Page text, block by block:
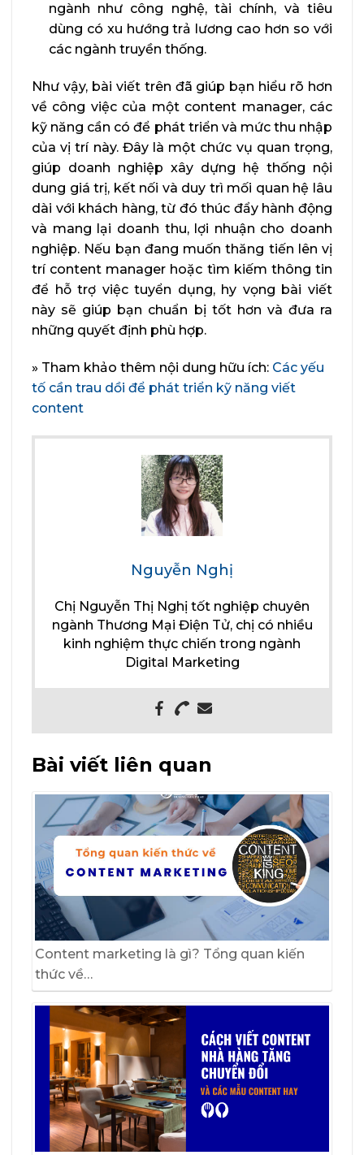
ngành như công nghệ, tài chính, và tiêu
dùng có xu hướng trả lương cao hơn so với
các ngành truyền thống.
Như vậy, bài viết trên đã giúp bạn hiểu rõ hơn
về công việc của một content manager, các
kỹ năng cần có để phát triển và mức thu nhập
của vị trí này. Đây là một chức vụ quan trọng,
giúp doanh nghiệp xây dựng hệ thống nội
dung giá trị, kết nối và duy trì mối quan hệ lâu
dài với khách hàng, từ đó thúc đẩy hành động
và mang lại doanh thu, lợi nhuận cho doanh
nghiệp. Nếu bạn đang muốn thăng tiến lên vị
trí content manager hoặc tìm kiếm thông tin
để hỗ trợ việc tuyển dụng, hy vọng bài viết
này sẽ giúp bạn chuẩn bị tốt hơn và đưa ra
những quyết định phù hợp.
» Tham khảo thêm nội dung hữu ích: Các yếu
tố cần trau dồi để phát triển kỹ năng viết
content
Nguyễn Nghị
Chị Nguyễn Thị Nghị tốt nghiệp chuyên
ngành Thương Mại Điện Tử, chị có nhiều
kinh nghiệm thực chiến trong ngành
Digital Marketing
Bài viết liên quan
Content marketing là gì? Tổng quan kiến
thức về…